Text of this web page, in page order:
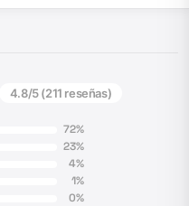
4.8/5 (211 reseñas)
72%
23%
4%
1%
0%